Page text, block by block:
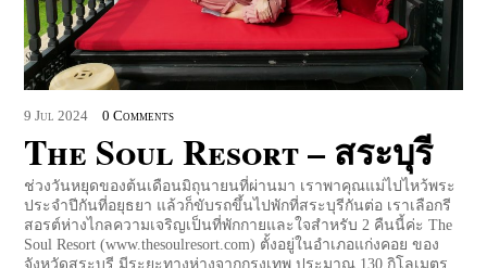
9 Jul 2024 0 Comments
The Soul Resort – สระบุรี
ช่วงวันหยุดของต้นเดือนมิถุนายนที่ผ่านมา เราพาคุณแม่ไปไหว้พระ
ประจำปีกันที่อยุธยา แล้วก็ขับรถขึ้นไปพักที่สระบุรีกันต่อ เราเลือกรี
สอรต์ห่างไกลความเจริญเป็นที่พักกายและใจสำหรับ 2 คืนนี้ค่ะ The
Soul Resort (www.thesoulresort.com) ตั้งอยู่ในอำเภอแก่งคอย ของ
จังหวัดสระบุรี มีระยะทางห่างจากกรุงเทพ ประมาณ 130 กิโลเมตร